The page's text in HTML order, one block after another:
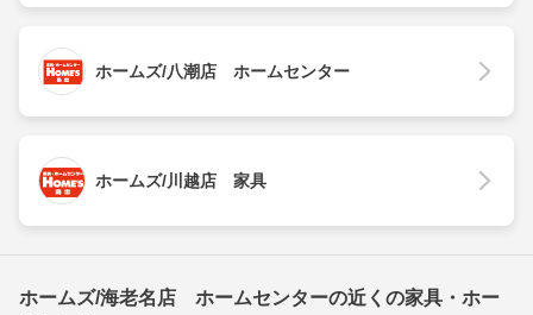
ホームズ/八潮店 ホームセンター
ホームズ/川越店 家具
ホームズ/海老名店 ホームセンターの近くの家具・ホー